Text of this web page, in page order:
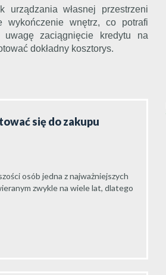
własnej przestrzeni
wykończenie wnętrz, co potrafi
zaciągnięcie kredytu na
dokładny kosztorys.
się do zakupu
osób jedna z najważniejszych
zwykle na wiele lat, dlatego